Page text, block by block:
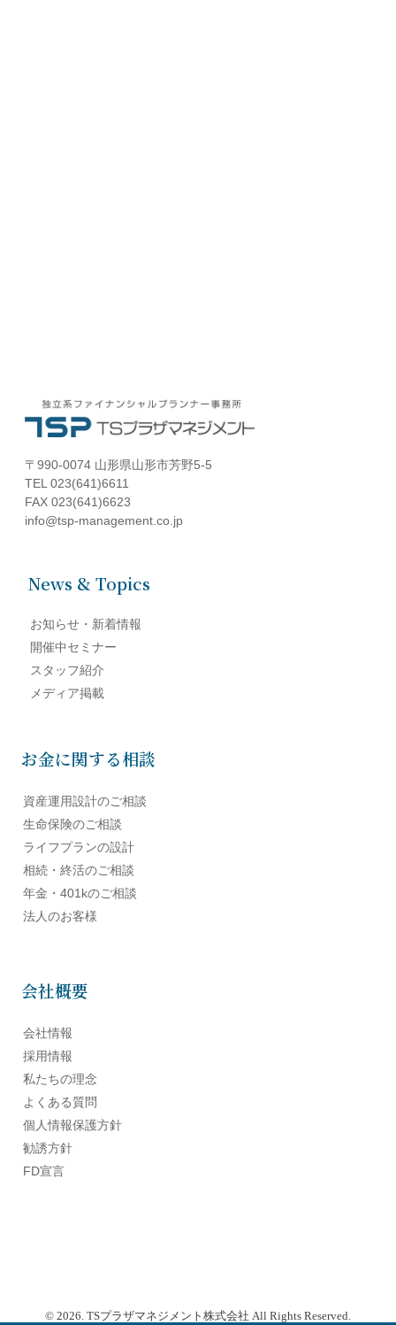
〒990-0074 山形県山形市芳野5-5
TEL 023(641)6611
FAX 023(641)6623
info@tsp-management.co.jp
News & Topics
お知らせ・新着情報
開催中セミナー
スタッフ紹介
メディア掲載
お金に関する相談
資産運用設計のご相談
生命保険のご相談
ライフプランの設計
相続・終活のご相談
年金・401kのご相談
法人のお客様
会社概要
会社情報
採用情報
私たちの理念
よくある質問
個人情報保護方針
勧誘方針
FD宣言
© 2026. TSプラザマネジメント株式会社 All Rights Reserved.